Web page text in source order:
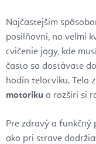
Najčastejším
posilňovni, no veľmi
cvičenie jogy, kde
často sa dostávate
hodín telocviku. Telo
motoriku a rozšíri si
Pre zdravý a
ako pri strave